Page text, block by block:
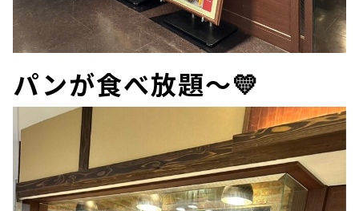
パンが食べ放題～💛